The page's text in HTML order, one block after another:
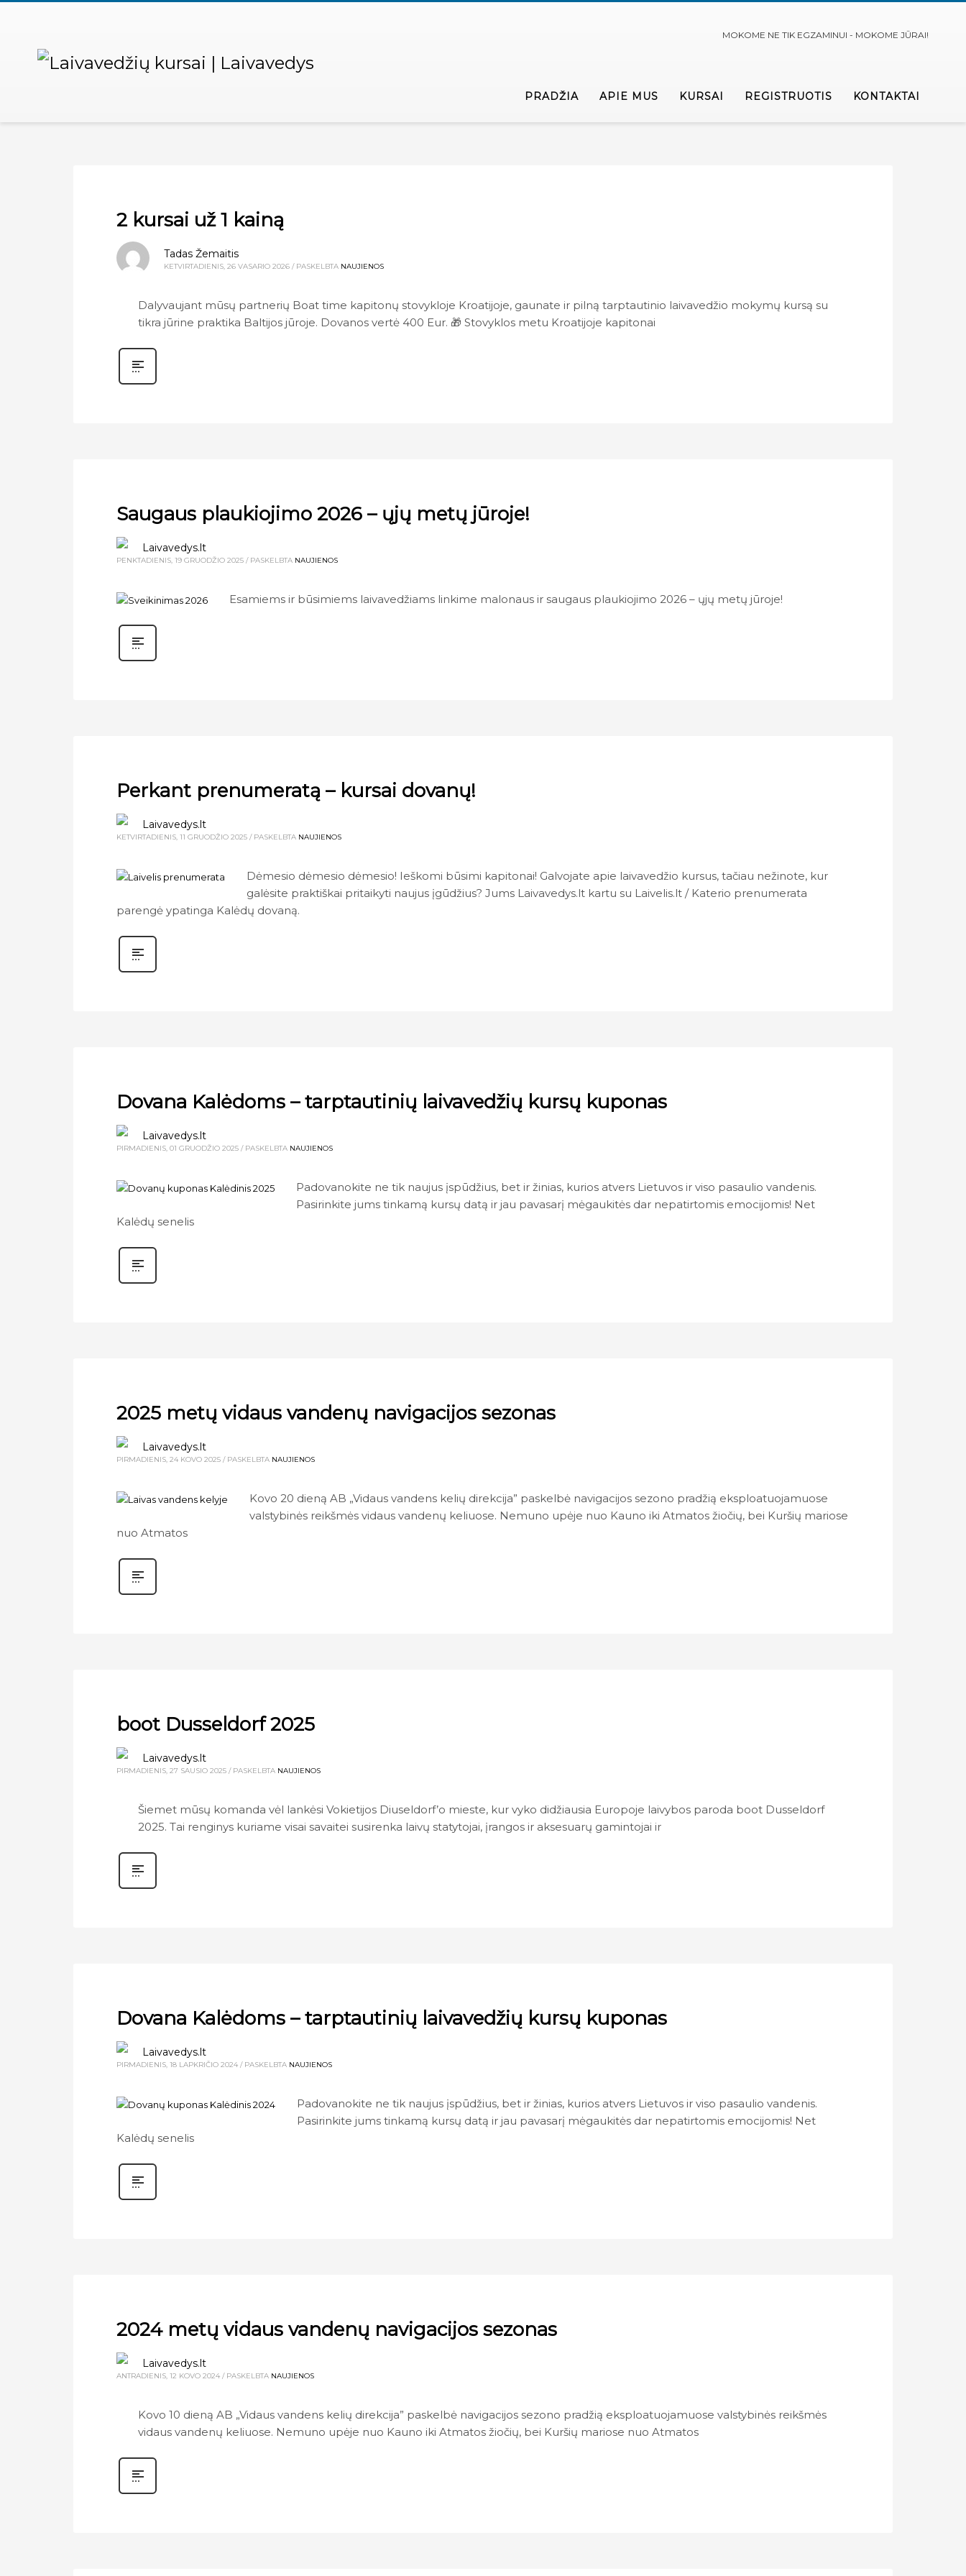
MOKOME NE TIK EGZAMINUI - MOKOME JŪRAI!
PRADŽIA APIE MUS KURSAI REGISTRUOTIS KONTAKTAI
2 kursai už 1 kainą
Tadas Žemaitis
KETVIRTADIENIS, 26 VASARIO 2026 / PASKELBTA NAUJIENOS
Dalyvaujant mūsų partnerių Boat time kapitonų stovykloje Kroatijoje, gaunate ir pilną tarptautinio laivavedžio mokymų kursą su
tikra jūrine praktika Baltijos jūroje. Dovanos vertė 400 Eur. 🎁 Stovyklos metu Kroatijoje kapitonai
Saugaus plaukiojimo 2026 – ųjų metų jūroje!
Laivavedys.lt
PENKTADIENIS, 19 GRUODŽIO 2025 / PASKELBTA NAUJIENOS
Esamiems ir būsimiems laivavedžiams linkime malonaus ir saugaus plaukiojimo 2026 – ųjų metų jūroje!
Perkant prenumeratą – kursai dovanų!
Laivavedys.lt
KETVIRTADIENIS, 11 GRUODŽIO 2025 / PASKELBTA NAUJIENOS
Dėmesio dėmesio dėmesio! Ieškomi būsimi kapitonai! Galvojate apie laivavedžio kursus, tačiau nežinote, kur
galėsite praktiškai pritaikyti naujus įgūdžius? Jums Laivavedys.lt kartu su Laivelis.lt / Katerio prenumerata
parengė ypatinga Kalėdų dovaną.
Dovana Kalėdoms – tarptautinių laivavedžių kursų kuponas
Laivavedys.lt
PIRMADIENIS, 01 GRUODŽIO 2025 / PASKELBTA NAUJIENOS
Padovanokite ne tik naujus įspūdžius, bet ir žinias, kurios atvers Lietuvos ir viso pasaulio vandenis.
Pasirinkite jums tinkamą kursų datą ir jau pavasarį mėgaukitės dar nepatirtomis emocijomis! Net
Kalėdų senelis
2025 metų vidaus vandenų navigacijos sezonas
Laivavedys.lt
PIRMADIENIS, 24 KOVO 2025 / PASKELBTA NAUJIENOS
Kovo 20 dieną AB „Vidaus vandens kelių direkcija” paskelbė navigacijos sezono pradžią eksploatuojamuose
valstybinės reikšmės vidaus vandenų keliuose. Nemuno upėje nuo Kauno iki Atmatos žiočių, bei Kuršių mariose
nuo Atmatos
boot Dusseldorf 2025
Laivavedys.lt
PIRMADIENIS, 27 SAUSIO 2025 / PASKELBTA NAUJIENOS
Šiemet mūsų komanda vėl lankėsi Vokietijos Diuseldorf’o mieste, kur vyko didžiausia Europoje laivybos paroda boot Dusseldorf
2025. Tai renginys kuriame visai savaitei susirenka laivų statytojai, įrangos ir aksesuarų gamintojai ir
Dovana Kalėdoms – tarptautinių laivavedžių kursų kuponas
Laivavedys.lt
PIRMADIENIS, 18 LAPKRIČIO 2024 / PASKELBTA NAUJIENOS
Padovanokite ne tik naujus įspūdžius, bet ir žinias, kurios atvers Lietuvos ir viso pasaulio vandenis.
Pasirinkite jums tinkamą kursų datą ir jau pavasarį mėgaukitės dar nepatirtomis emocijomis! Net
Kalėdų senelis
2024 metų vidaus vandenų navigacijos sezonas
Laivavedys.lt
ANTRADIENIS, 12 KOVO 2024 / PASKELBTA NAUJIENOS
Kovo 10 dieną AB „Vidaus vandens kelių direkcija” paskelbė navigacijos sezono pradžią eksploatuojamuose valstybinės reikšmės
vidaus vandenų keliuose. Nemuno upėje nuo Kauno iki Atmatos žiočių, bei Kuršių mariose nuo Atmatos